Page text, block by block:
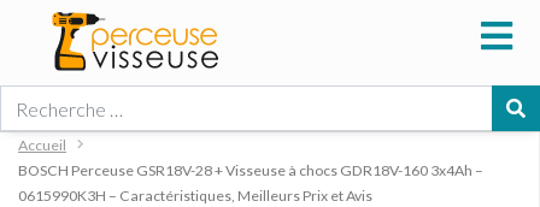
Accueil
BOSCH Perceuse GSR18V-28 + Visseuse à chocs GDR18V-160 3x4Ah –
0615990K3H – Caractéristiques, Meilleurs Prix et Avis